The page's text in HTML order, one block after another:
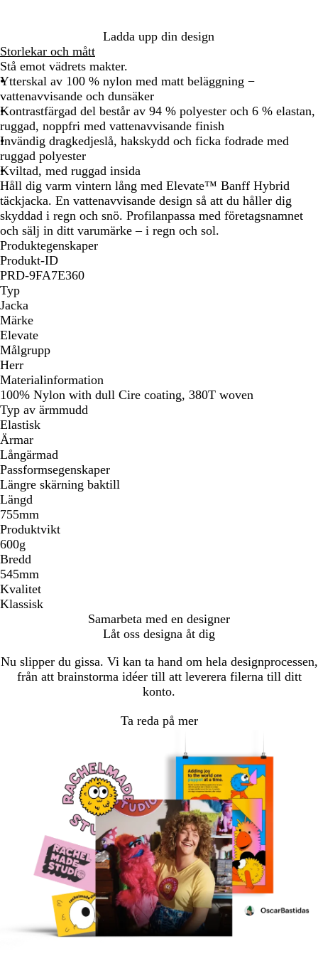
Ladda upp din design
Storlekar och mått
Stå emot vädrets makter.
Ytterskal av 100 % nylon med matt beläggning −
vattenavvisande och dunsäker
Kontrastfärgad del består av 94 % polyester och 6 % elastan,
ruggad, noppfri med vattenavvisande finish
Invändig dragkedjeslå, hakskydd och ficka fodrade med
ruggad polyester
Kviltad, med ruggad insida
Håll dig varm vintern lång med Elevate™ Banff Hybrid
täckjacka. En vattenavvisande design så att du håller dig
skyddad i regn och snö. Profilanpassa med företagsnamnet
och sälj in ditt varumärke – i regn och sol.
Produktegenskaper
Produkt-ID
PRD-9FA7E360
Typ
Jacka
Märke
Elevate
Målgrupp
Herr
Materialinformation
100% Nylon with dull Cire coating, 380T woven
Typ av ärmmudd
Elastisk
Ärmar
Långärmad
Passformsegenskaper
Längre skärning baktill
Längd
755mm
Produktvikt
600g
Bredd
545mm
Kvalitet
Klassisk
Samarbeta med en designer
Låt oss designa åt dig
Nu slipper du gissa. Vi kan ta hand om hela designprocessen,
från att brainstorma idéer till att leverera filerna till ditt
konto.
Ta reda på mer